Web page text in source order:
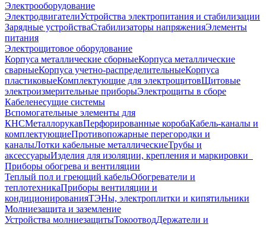
Электрооборудование
ЭлектродвигателиУстройства электропитания и стабилизации
Зарядные устройстваСтабилизаторы напряженияЭлементы
питания
Электрощитовое оборудование
Корпуса металлические сборныеКорпуса металлические
сварныеКорпуса учетно-распределительныеКорпуса
пластиковыеКомплектующие для электрощитовЩитовые
электроизмерительные приборыЭлектрощиты в сборе
Кабеленесущие системы
Вспомогательные элементы для
КНСМеталлорукавПерфорированные коробаКабель-каналы и
комплектующиеПротивопожарные перегородки и
каналыЛотки кабельные металлическиеТрубы и
аксессуарыИзделия для изоляции, крепления и маркировки
Приборы обогрева и вентиляции
Теплый пол и греющий кабельОбогреватели и
теплотехникаПриборы вентиляции и
кондиционированияТЭНы, электроплитки и кипятильники
Молниезащита и заземление
Устройства молниезащитыТокоотводДержатели и